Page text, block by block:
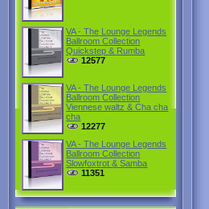
VA - The Lounge Legends
Ballroom Collection
Quickstep & Rumba
12577
VA - The Lounge Legends
Ballroom Collection
Viennese waltz & Cha cha
cha
12277
VA - The Lounge Legends
Ballroom Collection
Slowfoxtrot & Samba
11351